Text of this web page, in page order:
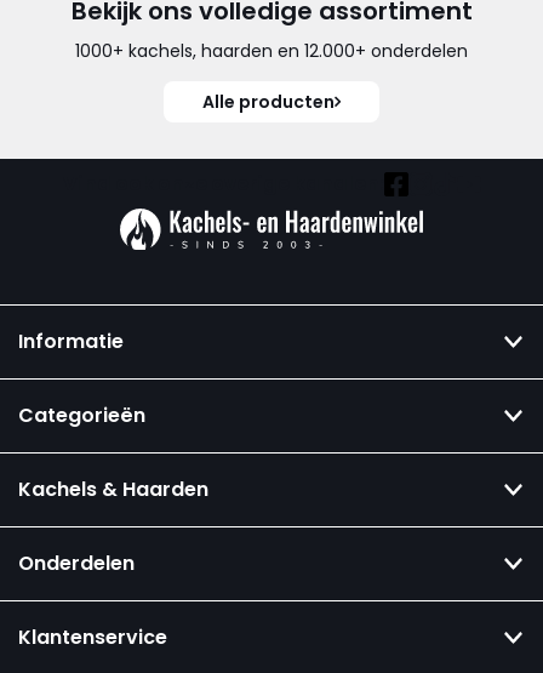
Bekijk ons volledige assortiment
1000+ kachels, haarden en 12.000+ onderdelen
Alle producten
Informatie
Categorieën
Kachels & Haarden
Onderdelen
Klantenservice